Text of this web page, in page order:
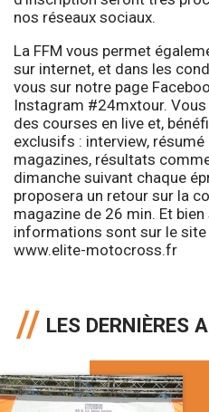
nos réseaux sociaux.
La FFM vous permet
sur internet, et dans les
vous sur notre page
Instagram #24mxtour. Vous
des courses en live et,
exclusifs : interview,
magazines, résultats
dimanche suivant chaque
proposera un retour sur la
magazine de 26 min. Et
informations sont sur le
www.elite-motocross.fr
LES DERNIÈRES